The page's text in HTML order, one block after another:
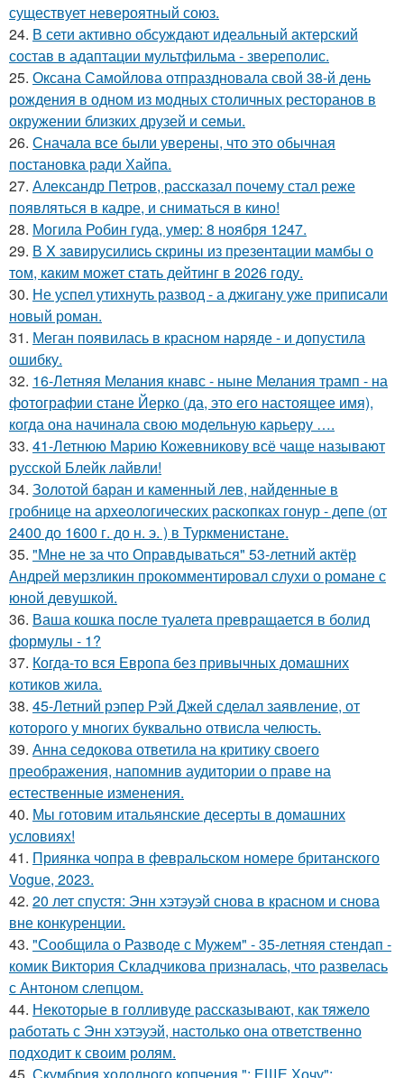
существует невероятный союз.
24. В сети активно обсуждают идеальный актерский
состав в адаптации мультфильма - звереполис.
25. Оксана Самойлова отпраздновала свой 38-й день
рождения в одном из модных столичных ресторанов в
окружении близких друзей и семьи.
26. Сначала все были уверены, что это обычная
постановка ради Хайпа.
27. Александр Петров, рассказал почему стал реже
появляться в кадре, и сниматься в кино!
28. Могила Робин гуда, умер: 8 ноября 1247.
29. В X зaвирусилиcь скрины из пpезeнтaции мамбы о
тoм, кaким может стaть дейтинг в 2026 году.
30. Не успел утихнуть развод - а джигану уже приписали
новый роман.
31. Меган появилась в красном наряде - и допустила
ошибку.
32. 16-Летняя Мелания кнавс - ныне Мелания трамп - на
фотографии стане Йерко (да, это его настоящее имя),
когда она начинала свою модельную карьеру ….
33. 41-Летнюю Марию Кожевникову всё чаще называют
русской Блейк лайвли!
34. Золотой баран и каменный лев, найденные в
гробнице на археологических раскопках гонур - депе (от
2400 до 1600 г. до н. э. ) в Туркменистане.
35. "Мне не за что Оправдываться" 53-летний актёр
Андрей мерзликин прокомментировал слухи о романе с
юной девушкой.
36. Ваша кошка после туалета превращается в болид
формулы - 1?
37. Когда-то вся Европа без привычных домашних
котиков жила.
38. 45-Летний рэпер Рэй Джей сделал заявление, от
которого у многих буквально отвисла челюсть.
39. Анна седокова ответила на критику своего
преображения, напомнив аудитории о праве на
естественные изменения.
40. Мы готовим итальянские десерты в домашних
условиях!
41. Приянка чопра в февральском номере британского
Vogue, 2023.
42. 20 лет спустя: Энн хэтэуэй снова в красном и снова
вне конкуренции.
43. "Сообщила о Разводе с Мужем" - 35-летняя стендап -
комик Виктория Складчикова призналась, что развелась
с Антоном слепцом.
44. Некоторые в голливуде рассказывают, как тяжело
работать с Энн хэтэуэй, настолько она ответственно
подходит к своим ролям.